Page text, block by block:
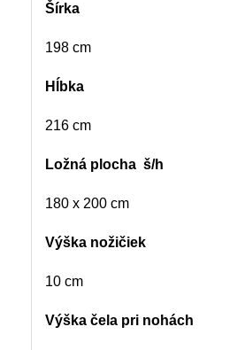
Šírka
198 cm
Hĺbka
216 cm
Ložná plocha š/h
180 x 200 cm
Výška nožičiek
10 cm
Výška čela pri nohách